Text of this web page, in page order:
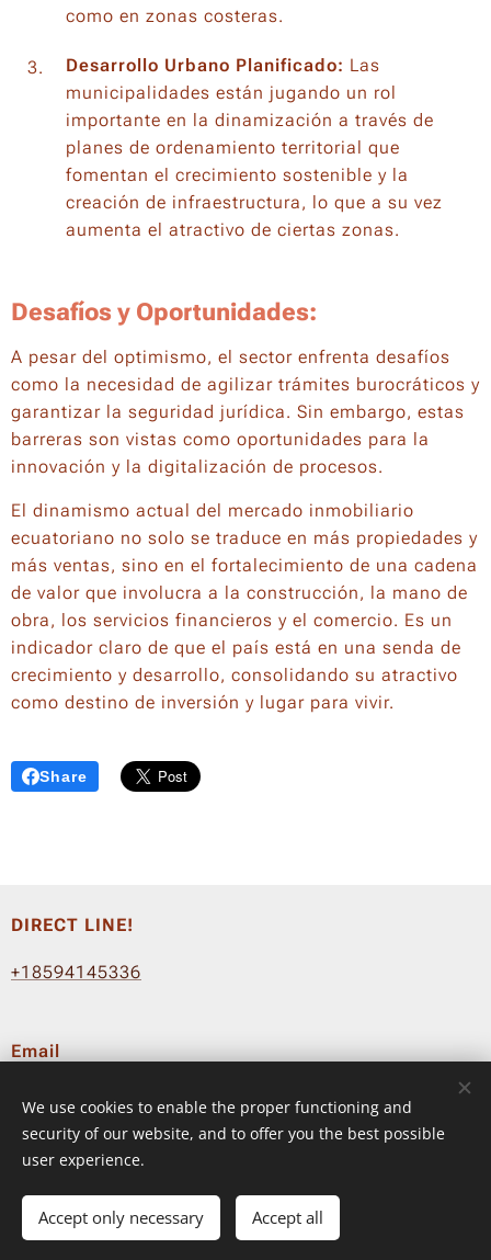
como en zonas costeras.
Desarrollo Urbano Planificado: Las
municipalidades están jugando un rol
importante en la dinamización a través de
planes de ordenamiento territorial que
fomentan el crecimiento sostenible y la
creación de infraestructura, lo que a su vez
aumenta el atractivo de ciertas zonas.
Desafíos y Oportunidades:
A pesar del optimismo, el sector enfrenta desafíos
como la necesidad de agilizar trámites burocráticos y
garantizar la seguridad jurídica. Sin embargo, estas
barreras son vistas como oportunidades para la
innovación y la digitalización de procesos.
El dinamismo actual del mercado inmobiliario
ecuatoriano no solo se traduce en más propiedades y
más ventas, sino en el fortalecimiento de una cadena
de valor que involucra a la construcción, la mano de
obra, los servicios financieros y el comercio. Es un
indicador claro de que el país está en una senda de
crecimiento y desarrollo, consolidando su atractivo
como destino de inversión y lugar para vivir.
Share
DIRECT LINE!
+18594145336
Email
Terms & Conditions–Privacy Policy
© 2024 FLUYE RADIO ™
We use cookies to enable the proper functioning and
security of our website, and to offer you the best possible
user experience.
Accept only necessary Accept all